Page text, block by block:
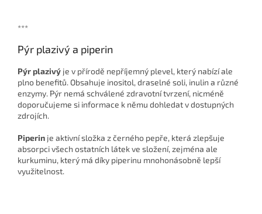
***
Pýr plazivý a piperin
Pýr plazivý je v přírodě nepříjemný plevel, který nabízí ale
plno benefitů. Obsahuje inositol, draselné soli, inulin a různé
enzymy. Pýr nemá schválené zdravotní tvrzení, nicméně
doporučujeme si informace k němu dohledat v dostupných
zdrojích.
Piperin je aktivní složka z černého pepře, která zlepšuje
absorpci všech ostatních látek ve složení, zejména ale
kurkuminu, který má díky piperinu mnohonásobně lepší
využitelnost.